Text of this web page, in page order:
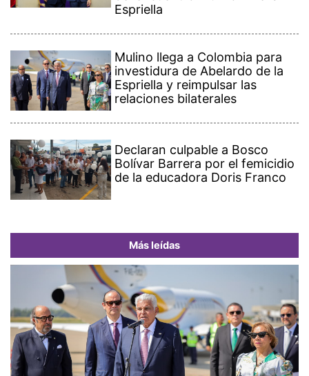
Espriella
Mulino llega a Colombia para
investidura de Abelardo de la
Espriella y reimpulsar las
relaciones bilaterales
Declaran culpable a Bosco
Bolívar Barrera por el femicidio
de la educadora Doris Franco
Más leídas